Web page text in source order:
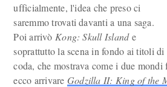
ufficialmente, l'idea che preso ci
saremmo trovati davanti a una saga.
Poi arrivò Kong: Skull Islande
soprattutto la scena in fondo ai titoli di
coda, che mostrava come i due mondi
ecco arrivare Godzilla II: King of the